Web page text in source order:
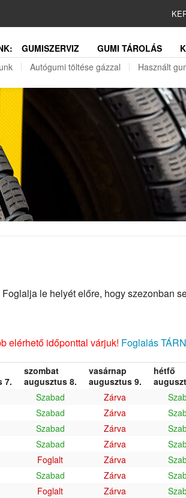
GUMISZERVIZ GUMI TÁROLÁS
Autógumi töltése gázzal Használt
le helyét előre, hogy szezonban
elérhető időponttal várjuk! Foglalás
7.
szombat
augusztus 8.
vasárnap
augusztus 9.
hétfő
Szabad Zárva
Szabad Zárva
Szabad Zárva
Szabad Zárva
Foglalt Zárva
Szabad Zárva
Foglalt Zárva